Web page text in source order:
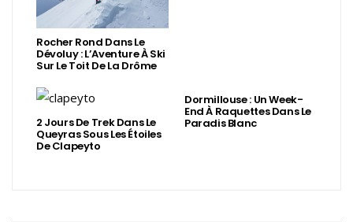
Rocher Rond Dans Le
Dévoluy : L’Aventure À Ski
Sur Le Toit De La Drôme
2 Jours De Trek Dans Le
Queyras Sous Les Étoiles
De Clapeyto
Dormillouse : Un Week-
End À Raquettes Dans Le
Paradis Blanc